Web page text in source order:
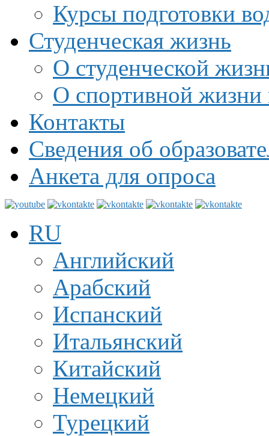
Курсы подготовки
Студенческая жизнь
О студенческой
О спортивной жизни
Контакты
Сведения об
Анкета для опроса
RU
Английский
Арабский
Испанский
Итальянский
Китайский
Немецкий
Турецкий